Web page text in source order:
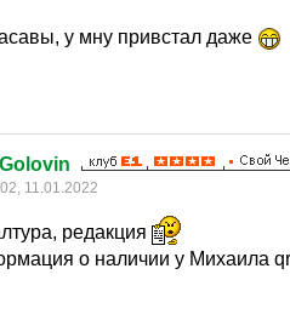
у мну привстал даже
11.01.2022
редакция
о наличии у Михаила